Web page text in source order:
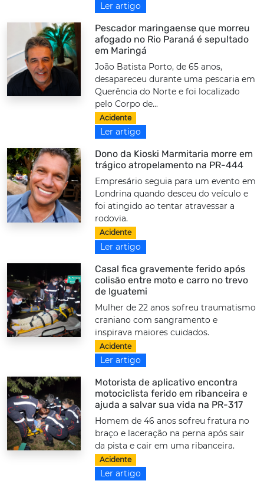
Ler artigo
Pescador maringaense que morreu
afogado no Rio Paraná é sepultado
em Maringá
João Batista Porto, de 65 anos,
desapareceu durante uma pescaria em
Querência do Norte e foi localizado
pelo Corpo de...
Acidente
Ler artigo
Dono da Kioski Marmitaria morre em
trágico atropelamento na PR-444
Empresário seguia para um evento em
Londrina quando desceu do veículo e
foi atingido ao tentar atravessar a
rodovia.
Acidente
Ler artigo
Casal fica gravemente ferido após
colisão entre moto e carro no trevo
de Iguatemi
Mulher de 22 anos sofreu traumatismo
craniano com sangramento e
inspirava maiores cuidados.
Acidente
Ler artigo
Motorista de aplicativo encontra
motociclista ferido em ribanceira e
ajuda a salvar sua vida na PR-317
Homem de 46 anos sofreu fratura no
braço e laceração na perna após sair
da pista e cair em uma ribanceira.
Acidente
Ler artigo